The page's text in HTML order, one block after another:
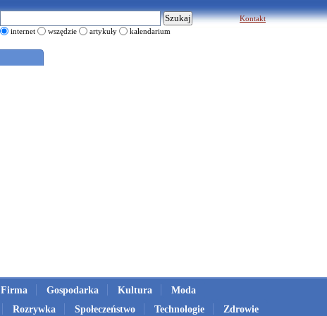
internet wszędzie artykuły kalendarium
Kontakt
Firma Gospodarka Kultura
Moda
Rozrywka Społeczeństwo Technologie Zdrowie